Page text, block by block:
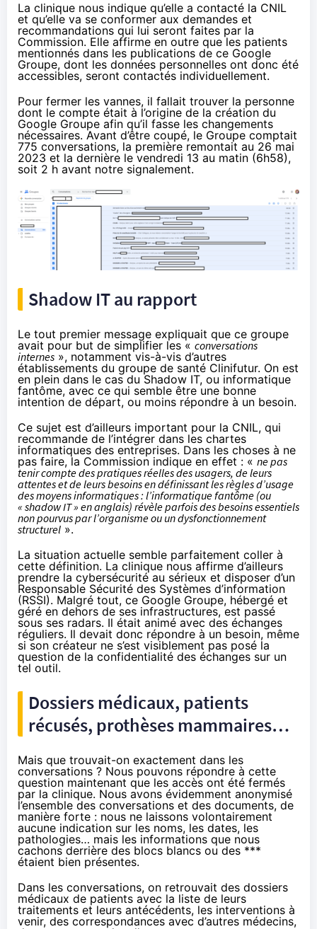
La clinique nous indique qu’elle a contacté la CNIL
et qu’elle va se conformer aux demandes et
recommandations qui lui seront faites par la
Commission. Elle affirme en outre que les patients
mentionnés dans les publications de ce Google
Groupe, dont les données personnelles ont donc été
accessibles, seront contactés individuellement.
Pour fermer les vannes, il fallait trouver la personne
dont le compte était à l’origine de la création du
Google Groupe afin qu’il fasse les changements
nécessaires. Avant d’être coupé, le Groupe comptait
775 conversations, la première remontait au 26 mai
2023 et la dernière le vendredi 13 au matin (6h58),
soit 2 h avant notre signalement.
Shadow IT au rapport
Le tout premier message expliquait que ce groupe
avait pour but de simplifier les « conversations
internes », notamment vis-à-vis d’autres
établissements du groupe de santé Clinifutur. On est
en plein dans le cas du Shadow IT, ou informatique
fantôme, avec ce qui semble être une bonne
intention de départ, ou moins répondre à un besoin.
Ce sujet est d’ailleurs important pour la CNIL, qui
recommande de l’intégrer dans les chartes
informatiques des entreprises. Dans les choses à ne
pas faire, la Commission indique en effet : « ne pas
tenir compte des pratiques réelles des usagers, de leurs
attentes et de leurs besoins en définissant les règles d’usage
des moyens informatiques : l’informatique fantôme (ou
« shadow IT » en anglais) révèle parfois des besoins essentiels
non pourvus par l’organisme ou un dysfonctionnement
structurel ».
La situation actuelle semble parfaitement coller à
cette définition. La clinique nous affirme d’ailleurs
prendre la cybersécurité au sérieux et disposer d’un
Responsable Sécurité des Systèmes d’information
(RSSI). Malgré tout, ce Google Groupe, hébergé et
géré en dehors de ses infrastructures, est passé
sous ses radars. Il était animé avec des échanges
réguliers. Il devait donc répondre à un besoin, même
si son créateur ne s’est visiblement pas posé la
question de la confidentialité des échanges sur un
tel outil.
Dossiers médicaux, patients
récusés, prothèses mammaires…
Mais que trouvait-on exactement dans les
conversations ? Nous pouvons répondre à cette
question maintenant que les accès ont été fermés
par la clinique. Nous avons évidemment anonymisé
l’ensemble des conversations et des documents, de
manière forte : nous ne laissons volontairement
aucune indication sur les noms, les dates, les
pathologies… mais les informations que nous
cachons derrière des blocs blancs ou des ***
étaient bien présentes.
Dans les conversations, on retrouvait des dossiers
médicaux de patients avec la liste de leurs
traitements et leurs antécédents, les interventions à
venir, des correspondances avec d’autres médecins,